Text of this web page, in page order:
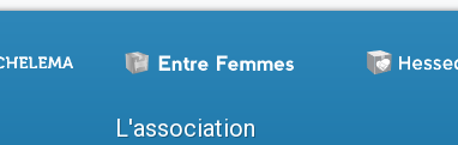
L'association